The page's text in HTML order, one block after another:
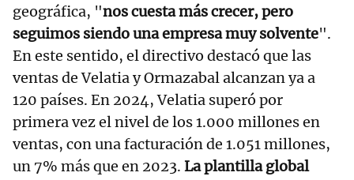
geográfica, "nos cuesta más crecer, pero
seguimos siendo una empresa muy solvente".
En este sentido, el directivo destacó que las
ventas de Velatia y Ormazabal alcanzan ya a
120 países. En 2024, Velatia superó por
primera vez el nivel de los 1.000 millones en
ventas, con una facturación de 1.051 millones,
un 7% más que en 2023. La plantilla global